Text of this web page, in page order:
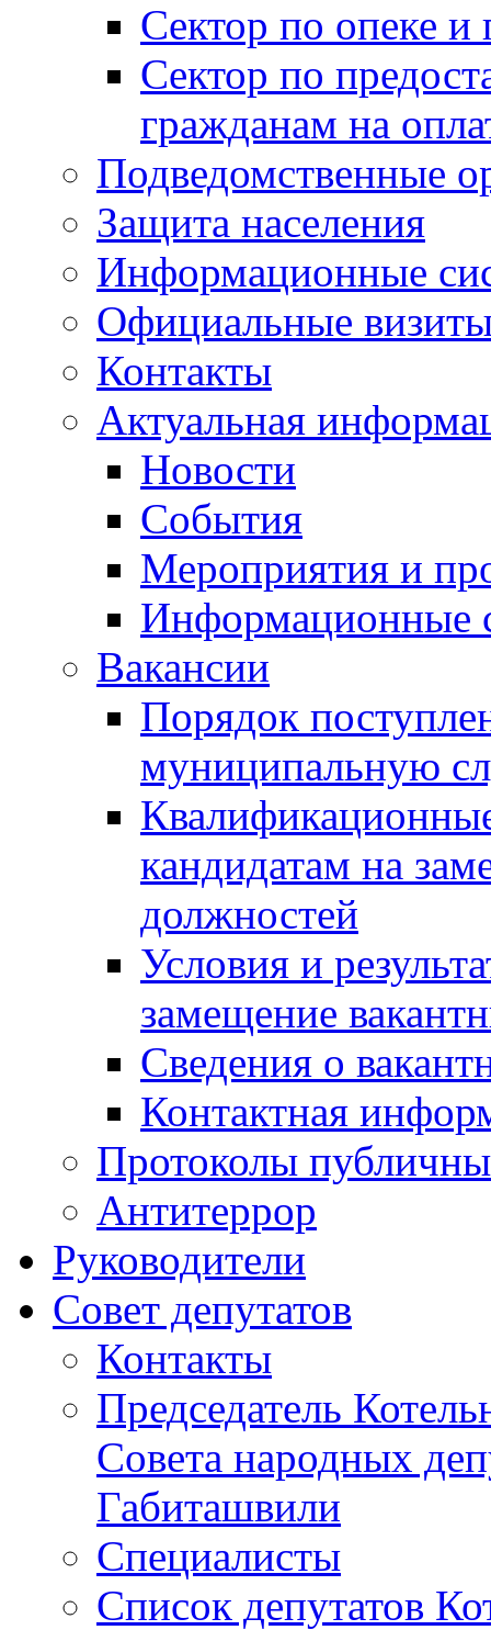
Сектор по опеке и
Сектор по
гражданам на
Подведомственные
Защита населения
Информационные
Официальные
Контакты
Актуальная
Новости
События
Мероприятия и
Информационные
Вакансии
Порядок
муниципальную
кандидатам на
должностей
Условия и
замещение
Сведения о
Контактная
Протоколы
Антитеррор
Руководители
Совет депутатов
Контакты
Председатель
Совета народных
Габиташвили
Специалисты
Список депутатов